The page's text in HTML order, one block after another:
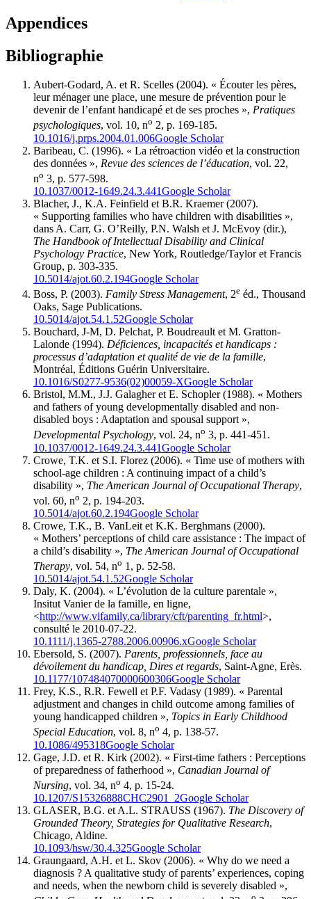
Appendices
Bibliographie
Aubert-Godard, A. et R. Scelles (2004). « Écouter les pères,
leur ménager une place, une mesure de prévention pour le
devenir de l’enfant handicapé et de ses proches », Pratiques
psychologiques, vol. 10, no 2, p. 169-185.
10.1016/j.prps.2004.01.006Google Scholar
Baribeau, C. (1996). « La rétroaction vidéo et la construction
des données », Revue des sciences de l’éducation, vol. 22,
no 3, p. 577-598.
10.1037/0012-1649.24.3.441Google Scholar
Blacher, J., K.A. Feinfield et B.R. Kraemer(2007).
« Supporting families who have children with disabilities »,
dans A. Carr, G. O’Reilly, P.N. Walsh et J. McEvoy (dir.),
The Handbook of Intellectual Disability and Clinical
Psychology Practice, New York, Routledge/Taylor et Francis
Group, p. 303-335.
10.5014/ajot.60.2.194Google Scholar
Boss, P. (2003). Family Stress Management, 2e éd., Thousand
Oaks, Sage Publications.
10.5014/ajot.54.1.52Google Scholar
Bouchard, J-M, D. Pelchat, P. Boudreaultet M. Gratton-
Lalonde (1994). Déficiences, incapacités et handicaps :
processus d’adaptation et qualité de vie de la famille,
Montréal, Éditions Guérin Universitaire.
10.1016/S0277-9536(02)00059-XGoogle Scholar
Bristol, M.M., J.J. Galagheret E. Schopler(1988). « Mothers
and fathers of young developmentally disabled and non-
disabled boys : Adaptation and spousal support »,
Developmental Psychology, vol. 24, no 3, p. 441-451.
10.1037/0012-1649.24.3.441Google Scholar
Crowe, T.K. et S.I. Florez (2006). « Time use of mothers with
school-age children : A continuing impact of a child’s
disability », The American Journal of Occupational Therapy,
vol. 60, no 2, p. 194-203.
10.5014/ajot.60.2.194Google Scholar
Crowe, T.K., B. VanLeit et K.K. Berghmans (2000).
« Mothers’ perceptions of child care assistance : The impact of
a child’s disability », The American Journal of Occupational
Therapy, vol. 54, no 1, p. 52-58.
10.5014/ajot.54.1.52Google Scholar
Daly, K. (2004). « L’évolution de la culture parentale »,
Insitut Vanier de la famille, en ligne,
<http://www.vifamily.ca/library/cft/parenting_fr.html>,
consulté le 2010-07-22.
10.1111/j.1365-2788.2006.00906.xGoogle Scholar
Ebersold, S. (2007). Parents, professionnels, face au
dévoilement du handicap, Dires et regards, Saint-Agne, Erès.
10.1177/107484070000600306Google Scholar
Frey, K.S., R.R. Fewell et P.F. Vadasy (1989). « Parental
adjustment and changes in child outcome among families of
young handicapped children », Topics in Early Childhood
Special Education, vol. 8, no 4, p. 138-57.
10.1086/495318Google Scholar
Gage, J.D. et R. Kirk (2002). « First-time fathers : Perceptions
of preparedness of fatherhood », Canadian Journal of
Nursing, vol. 34, no 4, p. 15-24.
10.1207/S15326888CHC2901_2Google Scholar
GLASER, B.G. et A.L. STRAUSS (1967). The Discovery of
Grounded Theory, Strategies for Qualitative Research,
Chicago, Aldine.
10.1093/hsw/30.4.325Google Scholar
Graungaard, A.H. et L. Skov (2006). « Why do we need a
diagnosis ? A qualitative study of parents’ experiences, coping
and needs, when the newborn child is severely disabled »,